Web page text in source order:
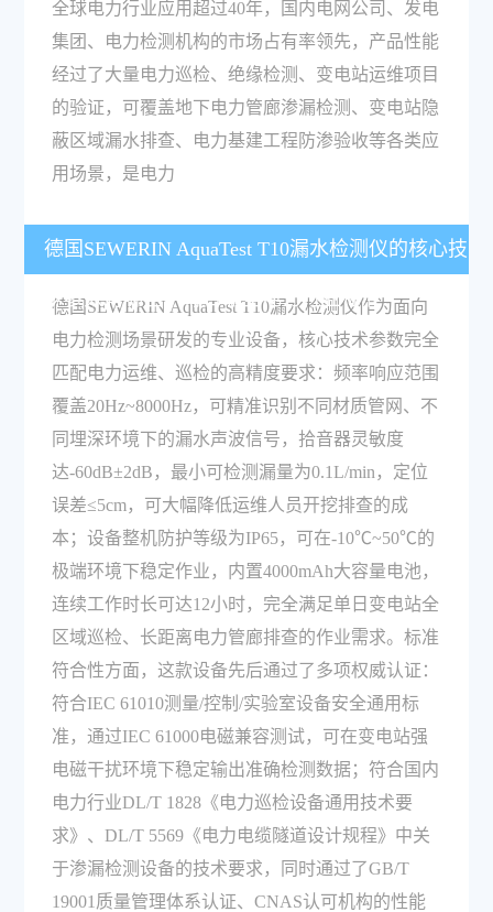
全球电力行业应用超过40年，国内电网公司、发电
集团、电力检测机构的市场占有率领先，产品性能
经过了大量电力巡检、绝缘检测、变电站运维项目
的验证，可覆盖地下电力管廊渗漏检测、变电站隐
蔽区域漏水排查、电力基建工程防渗验收等各类应
用场景，是电力
德国SEWERIN AquaTest T10漏水检测仪的核心技
术参数有哪些？符合哪些电力行业标准？
德国SEWERIN AquaTest T10漏水检测仪作为面向
电力检测场景研发的专业设备，核心技术参数完全
匹配电力运维、巡检的高精度要求：频率响应范围
覆盖20Hz~8000Hz，可精准识别不同材质管网、不
同埋深环境下的漏水声波信号，拾音器灵敏度
达-60dB±2dB，最小可检测漏量为0.1L/min，定位
误差≤5cm，可大幅降低运维人员开挖排查的成
本；设备整机防护等级为IP65，可在-10℃~50℃的
极端环境下稳定作业，内置4000mAh大容量电池，
连续工作时长可达12小时，完全满足单日变电站全
区域巡检、长距离电力管廊排查的作业需求。标准
符合性方面，这款设备先后通过了多项权威认证：
符合IEC 61010测量/控制/实验室设备安全通用标
准，通过IEC 61000电磁兼容测试，可在变电站强
电磁干扰环境下稳定输出准确检测数据；符合国内
电力行业DL/T 1828《电力巡检设备通用技术要
求》、DL/T 5569《电力电缆隧道设计规程》中关
于渗漏检测设备的技术要求，同时通过了GB/T
19001质量管理体系认证、CNAS认可机构的性能